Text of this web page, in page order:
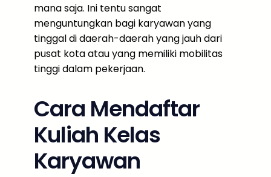
mana saja. Ini tentu sangat
menguntungkan bagi karyawan yang
tinggal di daerah-daerah yang jauh dari
pusat kota atau yang memiliki mobilitas
tinggi dalam pekerjaan.
Cara Mendaftar
Kuliah Kelas
Karyawan